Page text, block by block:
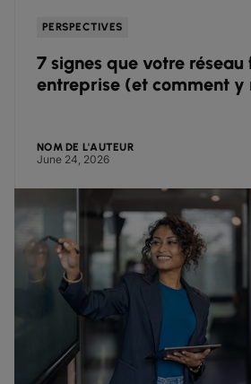
PERSPECTIVES
7 signes que votre réseau
entreprise (et comment y
NOM DE L'AUTEUR
June 24, 2026